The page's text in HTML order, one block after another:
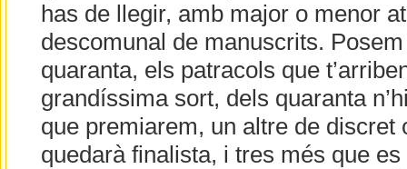
has de llegir, amb major o menor
descomunal de manuscrits.
quaranta, els patracols que
grandíssima sort, dels quaranta
que premiarem, un altre de discret
quedarà finalista, i tres més que